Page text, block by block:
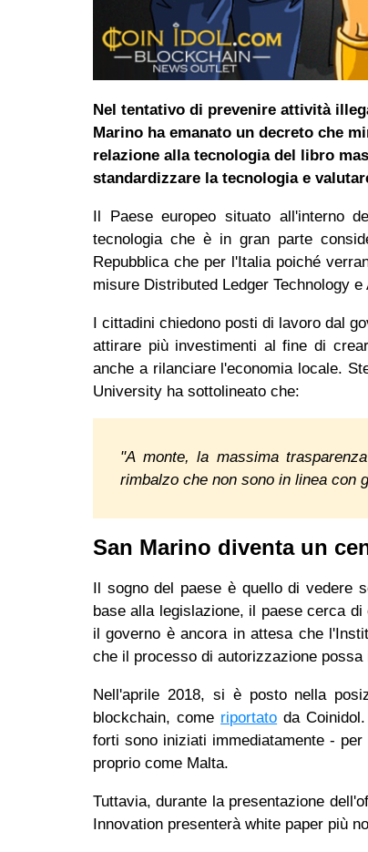
Nel tentativo di prevenire attività
Marino ha emanato un decreto che
relazione alla tecnologia del libro
standardizzare la tecnologia e
Il Paese europeo situato all'interno
tecnologia che è in gran parte
Repubblica che per l'Italia poiché
misure Distributed Ledger Technology
I cittadini chiedono posti di lavoro dal
attirare più investimenti al fine di
anche a rilanciare l'economia locale.
University ha sottolineato che:
"A monte, la massima
rimbalzo che non sono in linea con
San Marino diventa un
Il sogno del paese è quello di vedere
base alla legislazione, il paese cerca
il governo è ancora in attesa che
che il processo di autorizzazione
Nell'aprile 2018, si è posto nella
blockchain, come riportato da
forti sono iniziati immediatamente -
proprio come Malta.
Tuttavia, durante la presentazione
Innovation presenterà white paper più